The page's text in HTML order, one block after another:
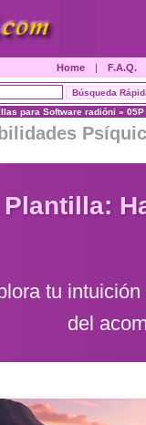
Home | F.A.Q.
para Software radióni » 05P
Plantilla:
tu
del